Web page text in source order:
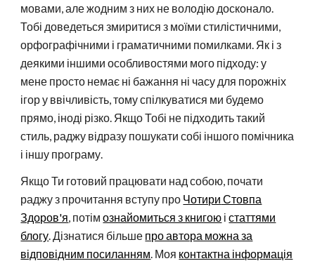
мовами, але жодним з них не володію досконало.
Тобі доведеться змиритися з моїми стилістичними,
орфографічними і граматичними помилками. Як і з
деякими іншими особливостями мого підходу: у
мене просто немає ні бажання ні часу для порожніх
ігор у ввічливість, тому спілкуватися ми будемо
прямо, іноді різко. Якщо Тобі не підходить такий
стиль, раджу відразу пошукати собі іншого помічника
і іншу програму.
Якщо Ти готовий працювати над собою, почати
раджу з прочитання вступу про Чотири Стовпа
Здоров'я, потім ознайомиться з книгою і статтями
блогу. Дізнатися більше про автора можна за
відповідним посиланням. Моя контактна інформація